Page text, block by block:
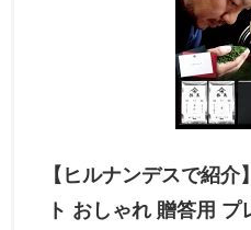
【ヒルナンデスで紹
ト おしゃれ 贈答用